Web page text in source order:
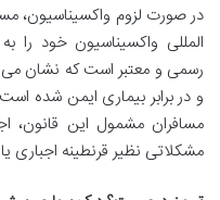
در صورت لزوم واکسیناسیون،
المللی واکسیناسیون خود را
رسمی و معتبر است که نشان می
و در برابر بیماری ایمن شده
مسافران مشمول این
مشکلاتی نظیر قرنطینه اجباری